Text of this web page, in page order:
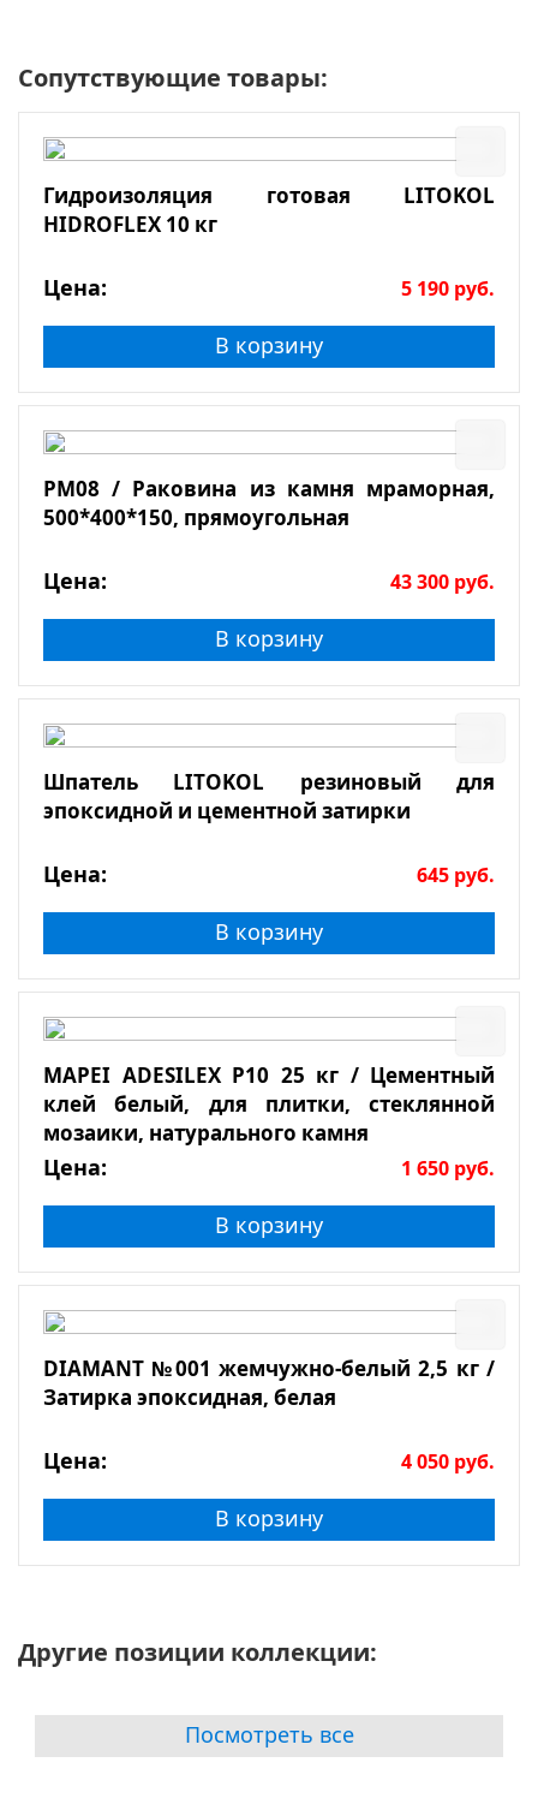
Сопутствующие товары:
Гидроизоляция готовая LITOKOL
HIDROFLEX 10 кг
Цена: 5 190 руб.
В корзину
РМ08 / Раковина из камня мраморная,
500*400*150, прямоугольная
Цена: 43 300 руб.
В корзину
Шпатель LITOKOL резиновый для
эпоксидной и цементной затирки
Цена: 645 руб.
В корзину
MAPEI ADESILEX P10 25 кг / Цементный
клей белый, для плитки, стеклянной
мозаики, натурального камня
Цена: 1 650 руб.
В корзину
DIAMANT №001 жемчужно-белый 2,5 кг /
Затирка эпоксидная, белая
Цена: 4 050 руб.
В корзину
Другие позиции коллекции:
Посмотреть все